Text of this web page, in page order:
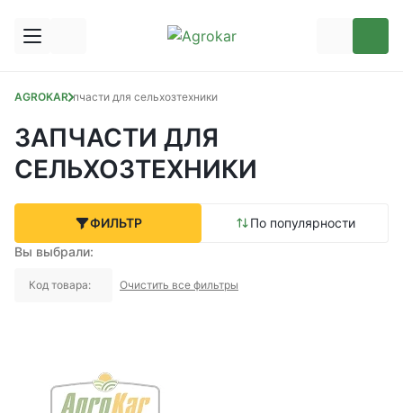
AGROKARЗапчасти для сельхозтехники
ЗАПЧАСТИ ДЛЯ
СЕЛЬХОЗТЕХНИКИ
ФИЛЬТР
По популярности
Вы выбрали:
Код товара: Очистить все фильтры